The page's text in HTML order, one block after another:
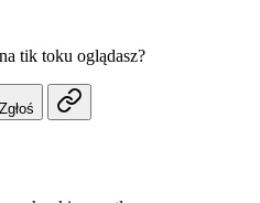
tik toku oglądasz?
Zgłoś